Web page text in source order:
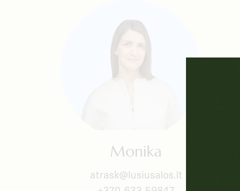
Monika
atrask@lusiusalos.lt